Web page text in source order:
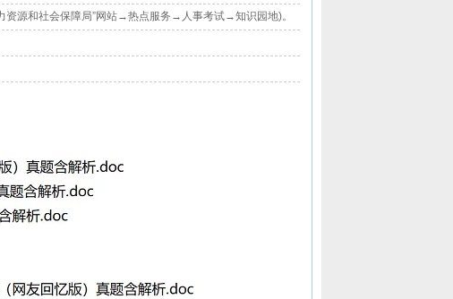
资源和社会保障局”网站→热点服务→人事考试→知识园地)。